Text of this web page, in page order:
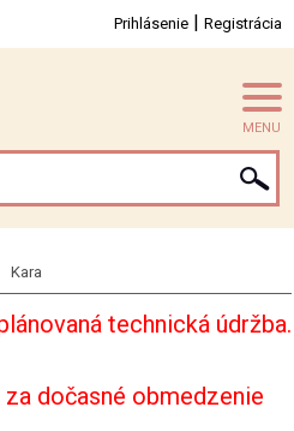
Prihlásenie | Registrácia
MENU
Kara
technická údržba.
dočasné obmedzenie